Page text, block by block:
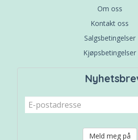
Om oss
Kontakt oss
Salgsbetingelser
Kjøpsbetingelser
Meld meg på